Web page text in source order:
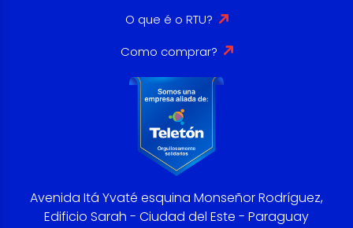
O que é o RTU?
Como comprar?
Avenida Itá Yvaté esquina Monseñor Rodríguez,
Edificio Sarah - Ciudad del Este - Paraguay